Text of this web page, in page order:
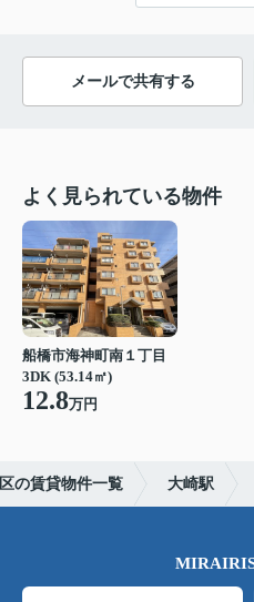
メールで共有する
よく見られている物件
船橋市海神町南１丁目
3DK (53.14㎡)
12.8万円
の賃貸物件一覧 大崎駅